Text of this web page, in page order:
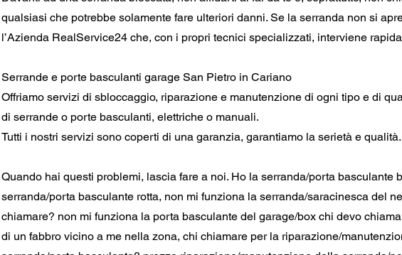
qualsiasi che potrebbe solamente fare ulteriori danni. Se la serranda non si
l’Azienda RealService24 che, con i propri tecnici specializzati, interviene
Serrande e porte basculanti garage San Pietro in Cariano
Offriamo servizi di sbloccaggio, riparazione e manutenzione di ogni tipo e di
di serrande o porte basculanti, elettriche o manuali.
Tutti i nostri servizi sono coperti di una garanzia, garantiamo la serietà e qualità.
Quando hai questi problemi, lascia fare a noi. Ho la serranda/porta basculante
serranda/porta basculante rotta, non mi funziona la serranda/saracinesca del
chiamare? non mi funziona la porta basculante del garage/box chi devo
di un fabbro vicino a me nella zona, chi chiamare per la riparazione/